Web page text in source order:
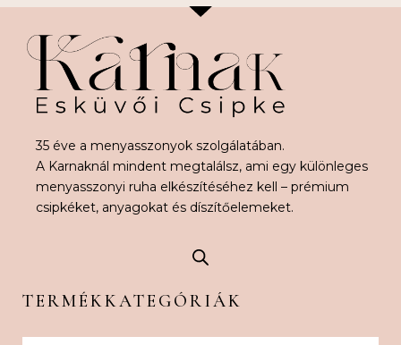
35 éve a menyasszonyok szolgálatában.
A Karnaknál mindent megtalálsz, ami egy különleges
menyasszonyi ruha elkészítéséhez kell – prémium
csipkéket, anyagokat és díszítőelemeket.
TERMÉKKATEGÓRIÁK